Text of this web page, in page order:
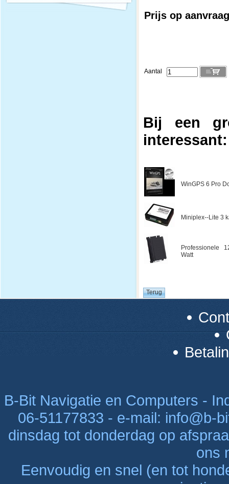
Prijs op aanvraag
Aantal
Bij een
interessant:
WinGPS 6 Pro
Miniplex--Lite 3
Professionele
Watt
B-Bit Navigatie en Computers -
06-51177833 - e-mail: info@b-
dinsdag tot donderdag op
ons
Eenvoudig en snel (en tot